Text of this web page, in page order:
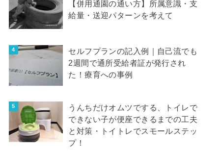
【併用通園の通い方】所属意識・支
給量・送迎パターンを考えて
セルフプランの記入例｜自己流でも
2週間で通所受給者証が発行され
た！療育への事例
うんちだけオムツでする、トイレで
できない子が便座できるまでの工夫
と対策・トイトレでスモールステッ
プ！